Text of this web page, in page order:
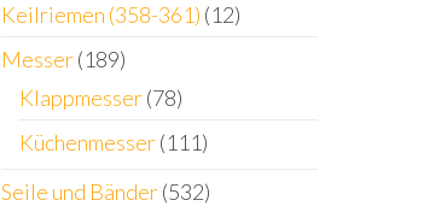
Keilriemen (358-361) (12)
Messer (189)
Klappmesser (78)
Küchenmesser (111)
Seile und Bänder (532)